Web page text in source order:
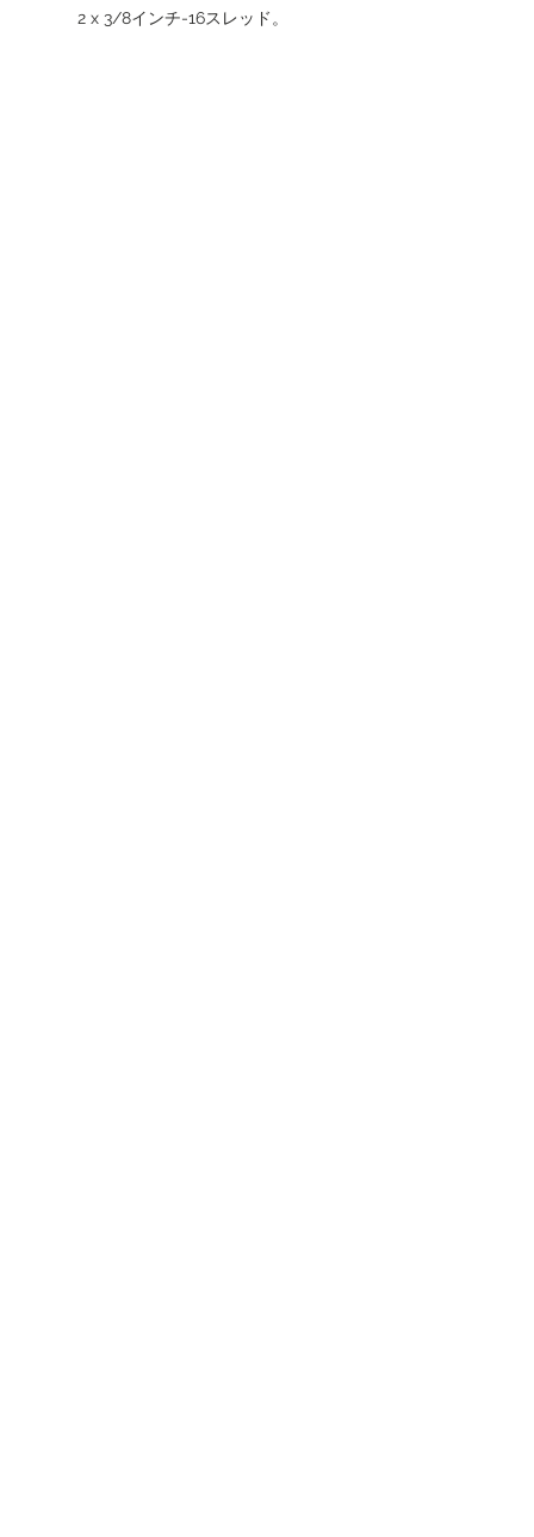
2 x 3/8インチ-16スレッド。